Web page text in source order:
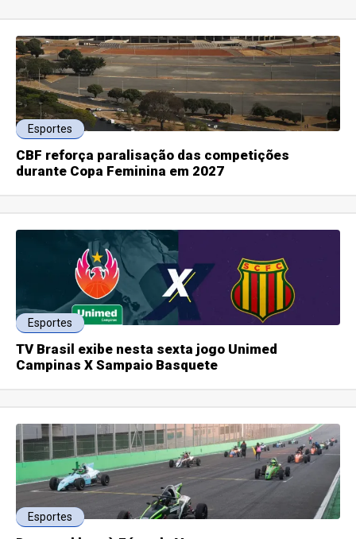
Esportes
CBF reforça paralisação das competições
durante Copa Feminina em 2027
Esportes
TV Brasil exibe nesta sexta jogo Unimed
Campinas X Sampaio Basquete
Esportes